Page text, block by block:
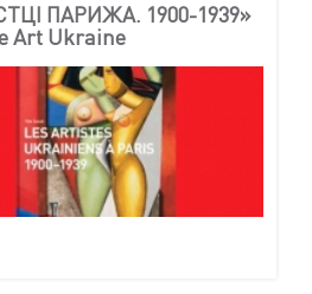
ПАРИЖА. 1900-1939»
Art Ukraine